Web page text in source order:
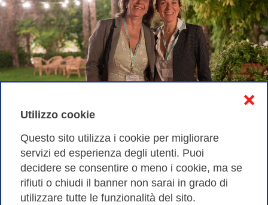
Utilizzo cookie
Questo sito utilizza i cookie per migliorare
servizi ed esperienza degli utenti. Puoi
decidere se consentire o meno i cookie, ma se
rifiuti o chiudi il banner non sarai in grado di
utilizzare tutte le funzionalità del sito.
❌